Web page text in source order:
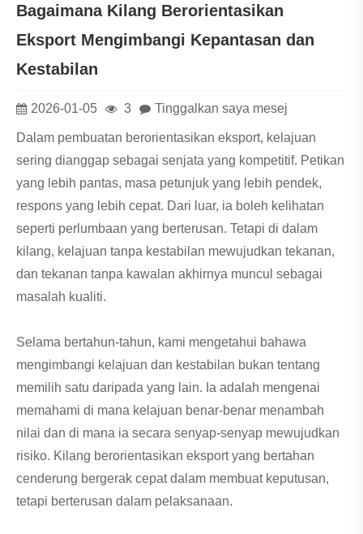
Bagaimana Kilang Berorientasikan
Eksport Mengimbangi Kepantasan dan
Kestabilan
2026-01-05 3 Tinggalkan saya mesej
Dalam pembuatan berorientasikan eksport, kelajuan
sering dianggap sebagai senjata yang kompetitif. Petikan
yang lebih pantas, masa petunjuk yang lebih pendek,
respons yang lebih cepat. Dari luar, ia boleh kelihatan
seperti perlumbaan yang berterusan. Tetapi di dalam
kilang, kelajuan tanpa kestabilan mewujudkan tekanan,
dan tekanan tanpa kawalan akhirnya muncul sebagai
masalah kualiti.
Selama bertahun-tahun, kami mengetahui bahawa
mengimbangi kelajuan dan kestabilan bukan tentang
memilih satu daripada yang lain. Ia adalah mengenai
memahami di mana kelajuan benar-benar menambah
nilai dan di mana ia secara senyap-senyap mewujudkan
risiko. Kilang berorientasikan eksport yang bertahan
cenderung bergerak cepat dalam membuat keputusan,
tetapi berterusan dalam pelaksanaan.